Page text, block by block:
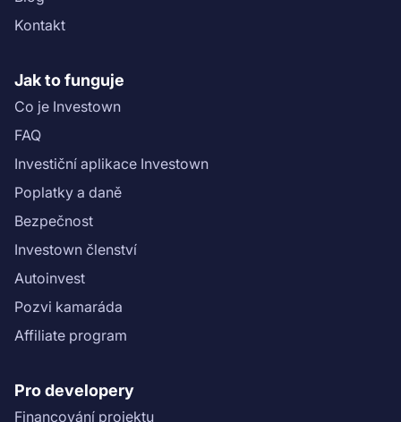
projektu najdete v ([Scoring sheet]
(https://drive.google.com/file/d/1FPJqi-
usp=sharing)).\n","name":"Pozemky Hradištko – 6.
tranše: 4. etapa"}}
Kontakt
Jak to funguje
Co je Investown
FAQ
Investiční aplikace Investown
Poplatky a daně
Bezpečnost
Investown členství
Autoinvest
Pozvi kamaráda
Affiliate program
Pro developery
Financování projektu